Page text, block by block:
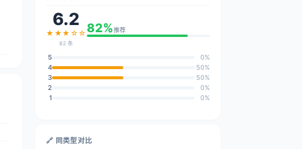
6.2
★★★☆☆
82 条
82%推荐
5
0%
4
50%
3
50%
2
0%
1
0%
🔗 同类型对比